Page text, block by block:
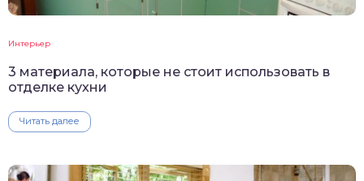
Интерьер
3 материала, которые не стоит использовать в
отделке кухни
Читать далее